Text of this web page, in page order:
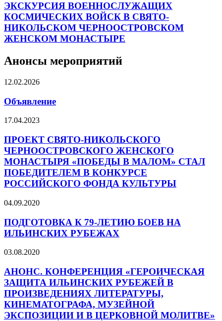
ЭКСКУРСИЯ ВОЕННОСЛУЖАЩИХ
КОСМИЧЕСКИХ ВОЙСК В СВЯТО-
НИКОЛЬСКОМ ЧЕРНООСТРОВСКОМ
ЖЕНСКОМ МОНАСТЫРЕ
Анонсы мероприятий
12.02.2026
Объявление
17.04.2023
ПРОЕКТ СВЯТО-НИКОЛЬСКОГО
ЧЕРНООСТРОВСКОГО ЖЕНСКОГО
МОНАСТЫРЯ «ПОБЕДЫ В МАЛОМ» СТАЛ
ПОБЕДИТЕЛЕМ В КОНКУРСЕ
РОССИЙСКОГО ФОНДА КУЛЬТУРЫ
04.09.2020
ПОДГОТОВКА К 79-ЛЕТИЮ БОЕВ НА
ИЛЬИНСКИХ РУБЕЖАХ
03.08.2020
АНОНС. КОНФЕРЕНЦИЯ «ГЕРОИЧЕСКАЯ
ЗАЩИТА ИЛЬИНСКИХ РУБЕЖЕЙ В
ПРОИЗВЕДЕНИЯХ ЛИТЕРАТУРЫ,
КИНЕМАТОГРАФА, МУЗЕЙНОЙ
ЭКСПОЗИЦИИ И В ЦЕРКОВНОЙ МОЛИТВЕ»